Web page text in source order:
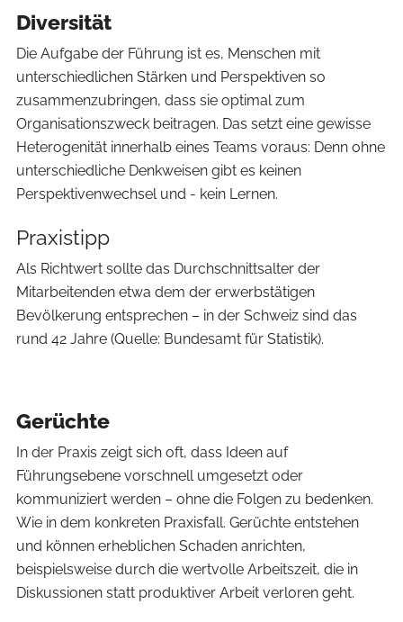
Diversität
Die Aufgabe der Führung ist es, Menschen mit
unterschiedlichen Stärken und Perspektiven so
zusammenzubringen, dass sie optimal zum
Organisationszweck beitragen. Das setzt eine gewisse
Heterogenität innerhalb eines Teams voraus: Denn ohne
unterschiedliche Denkweisen gibt es keinen
Perspektivenwechsel und - kein Lernen.
Praxistipp
Als Richtwert sollte das Durchschnittsalter der
Mitarbeitenden etwa dem der erwerbstätigen
Bevölkerung entsprechen – in der Schweiz sind das
rund 42 Jahre (Quelle: Bundesamt für Statistik).
Gerüchte
In der Praxis zeigt sich oft, dass Ideen auf
Führungsebene vorschnell umgesetzt oder
kommuniziert werden – ohne die Folgen zu bedenken.
Wie in dem konkreten Praxisfall. Gerüchte entstehen
und können erheblichen Schaden anrichten,
beispielsweise durch die wertvolle Arbeitszeit, die in
Diskussionen statt produktiver Arbeit verloren geht.